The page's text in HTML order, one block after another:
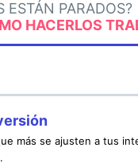
ESTÁN PARADOS?
HACERLOS
más se ajusten a tus